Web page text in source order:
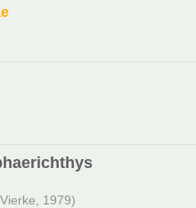
1979)